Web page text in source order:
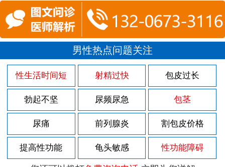
男性热点问题关注
性生活时间短 射精过快 包皮过长
勃起不坚 尿频尿急 包茎
尿痛 前列腺炎 割包皮价格
提高性功能 龟头敏感 性功能障碍